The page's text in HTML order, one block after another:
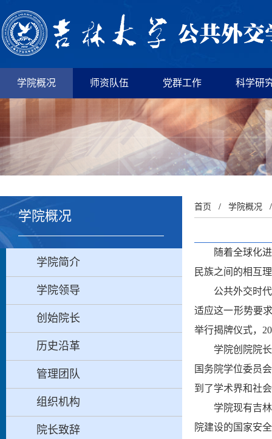
学院概况 师资队伍 党群工作 科学研
学院概况
学院简介
学院领导
创始院长
历史沿革
管理团队
组织机构
院长致辞
首页 / 学院概况
随着全球化
民族之间的相互
公共外交时
适应这一形势要
举行揭牌仪式，
学院创院院
国务院学位委员
到了学术界和社
学院现有吉
院建设的国家安